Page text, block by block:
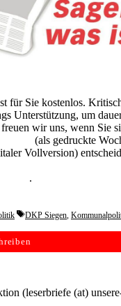
für Sie kostenlos.
Unterstützung, um
wir uns, wenn Sie
(als gedruckte
Vollversion)
.
Tags
DKP Siegen,
(leserbriefe (at)